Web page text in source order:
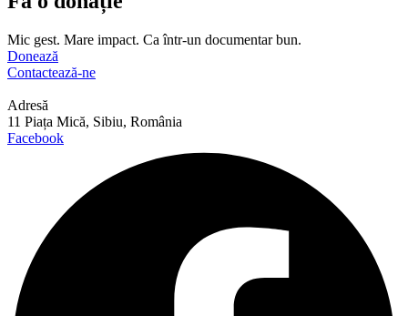
Mic gest. Mare impact. Ca într-un documentar bun.
Donează
Contactează-ne
Adresă
11 Piața Mică, Sibiu, România
Facebook